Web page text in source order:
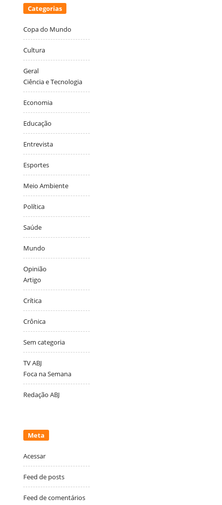
Categorias
Copa do Mundo
Cultura
Geral
Ciência e Tecnologia
Economia
Educação
Entrevista
Esportes
Meio Ambiente
Política
Saúde
Mundo
Opinião
Artigo
Crítica
Crônica
Sem categoria
TV ABJ
Foca na Semana
Redação ABJ
Meta
Acessar
Feed de posts
Feed de comentários